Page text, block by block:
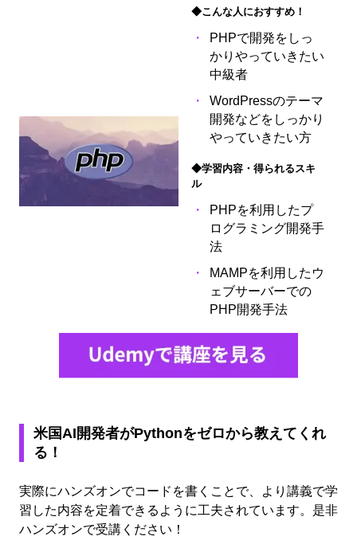
◆こんな人におすすめ！
PHPで開発をしっ
かりやっていきたい
中級者
WordPressのテーマ
開発などをしっかり
やっていきたい方
◆学習内容・得られるスキ
ル
PHPを利用したプ
ログラミング開発手
法
MAMPを利用したウ
ェブサーバーでの
PHP開発手法
米国AI開発者がPythonをゼロから教えてくれ
る！
実際にハンズオンでコードを書くことで、より講義で学
習した内容を定着できるように工夫されています。是非
ハンズオンで受講ください！